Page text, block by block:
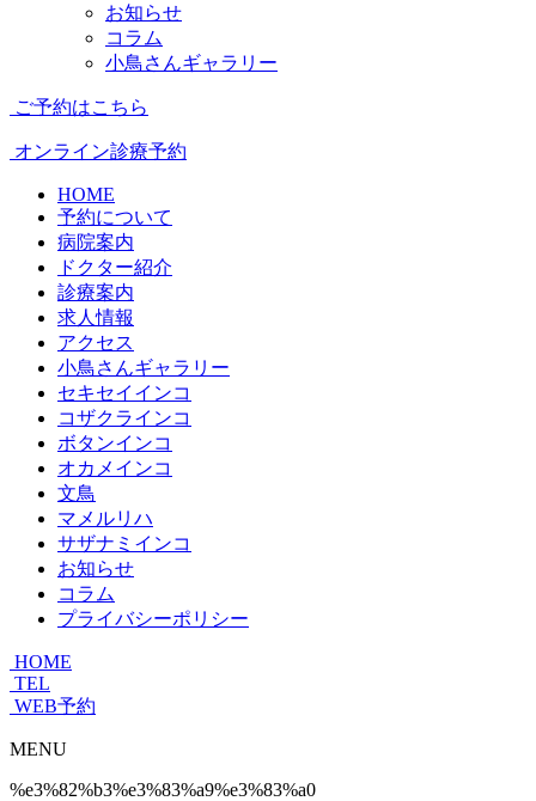
お知らせ
コラム
小鳥さんギャラリー
ご予約はこちら
オンライン診療予約
HOME
予約について
病院案内
ドクター紹介
診療案内
求人情報
アクセス
小鳥さんギャラリー
セキセイインコ
コザクラインコ
ボタンインコ
オカメインコ
文鳥
マメルリハ
サザナミインコ
お知らせ
コラム
プライバシーポリシー
HOME
TEL
WEB予約
MENU
%e3%82%b3%e3%83%a9%e3%83%a0